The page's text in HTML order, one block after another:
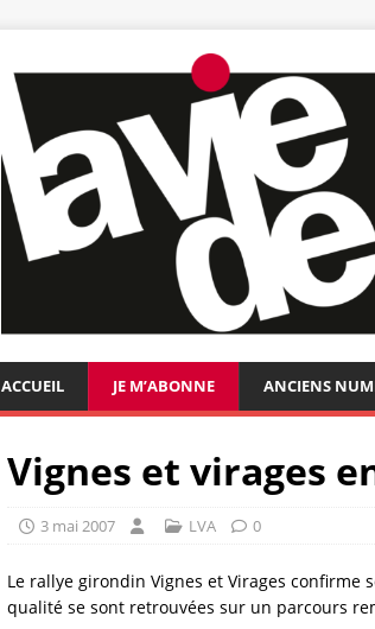
ACCUEIL JE M’ABONNE ANCIENS
Vignes et virages
3 mai 2007 LVA 0
Le rallye girondin Vignes et Virages confirme
qualité se sont retrouvées sur un parcours